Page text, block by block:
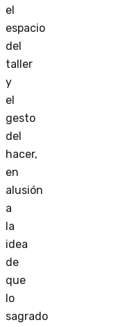
el
espacio
del
taller
y
el
gesto
del
hacer,
en
alusión
a
la
idea
de
que
lo
sagrado